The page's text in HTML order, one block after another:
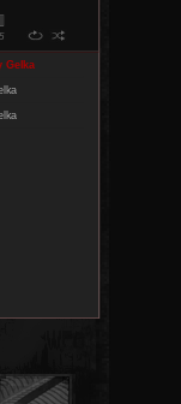
csatlakozhatnak
március